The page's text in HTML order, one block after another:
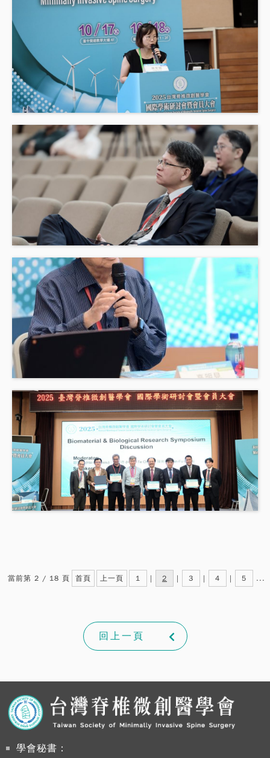
當前第 2 / 18 頁 首頁 上一頁 1 | 2 | 3 | 4 | 5 ...
回上一頁
學會秘書：